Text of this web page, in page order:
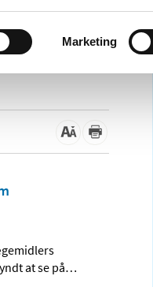
Marketing
at se på…